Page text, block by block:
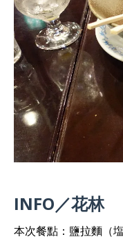
INFO／花林
本次餐點：鹽拉麵（